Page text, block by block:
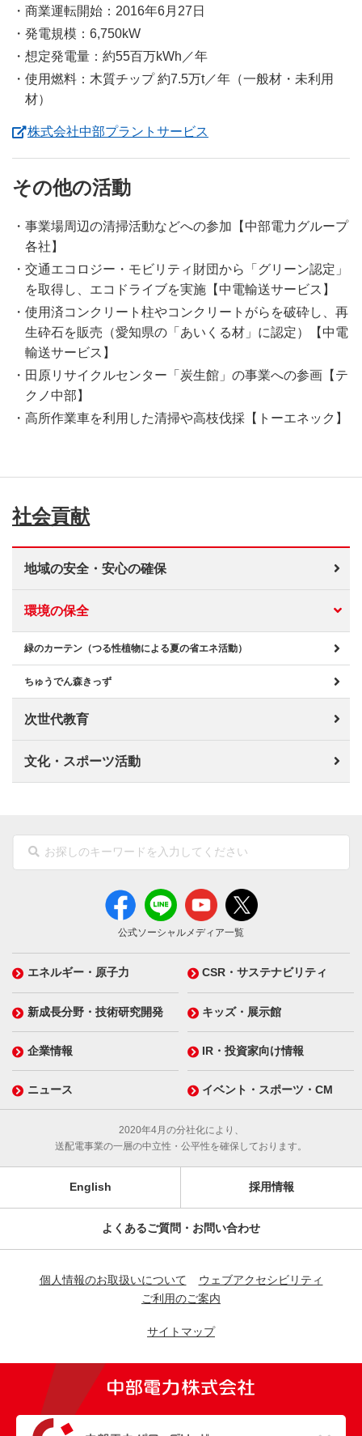
商業運転開始：2016年6月27日
発電規模：6,750kW
想定発電量：約55百万kWh／年
使用燃料：木質チップ 約7.5万t／年（一般材・未利用
材）
株式会社中部プラントサービス
その他の活動
事業場周辺の清掃活動などへの参加【中部電力グループ
各社】
交通エコロジー・モビリティ財団から「グリーン認定」
を取得し、エコドライブを実施【中電輸送サービス】
使用済コンクリート柱やコンクリートがらを破砕し、再
生砕石を販売（愛知県の「あいくる材」に認定）【中電
輸送サービス】
田原リサイクルセンター「炭生館」の事業への参画【テ
クノ中部】
高所作業車を利用した清掃や高枝伐採【トーエネック】
社会貢献
地域の安全・安心の確保
環境の保全
緑のカーテン（つる性植物による夏の省エネ活動）
ちゅうでん森きっず
次世代教育
文化・スポーツ活動
公式ソーシャルメディア一覧
エネルギー・原子力 CSR・サステナビリティ
新成長分野・技術研究開発 キッズ・展示館
企業情報 IR・投資家向け情報
ニュース イベント・スポーツ・CM
2020年4月の分社化により、
送配電事業の一層の中立性・公平性を確保しております。
English 採用情報
よくあるご質問・お問い合わせ
個人情報のお取扱いについて
ウェブアクセシビリティ
ご利用のご案内
サイトマップ